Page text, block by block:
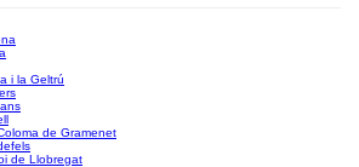
i la Geltrú
de Gramenet
de Llobregat